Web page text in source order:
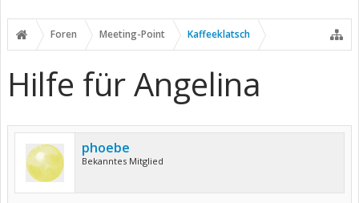
Foren Meeting-Point Kaffeeklatsch
Hilfe für Angelina
phoebe
Bekanntes Mitglied